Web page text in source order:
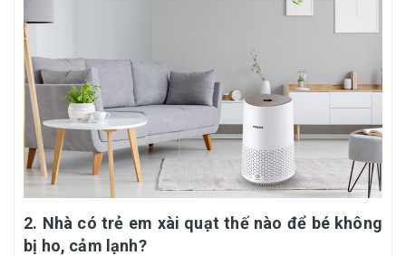
2. Nhà có trẻ em xài quạt thế nào để bé không
bị ho, cảm lạnh?